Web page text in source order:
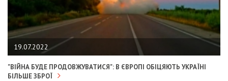
19.07.2022
"ВІЙНА БУДЕ ПРОДОВЖУВАТИСЯ": В ЄВРОПІ ОБІЦЯЮТЬ УКРАЇНІ
БІЛЬШЕ ЗБРОЇ